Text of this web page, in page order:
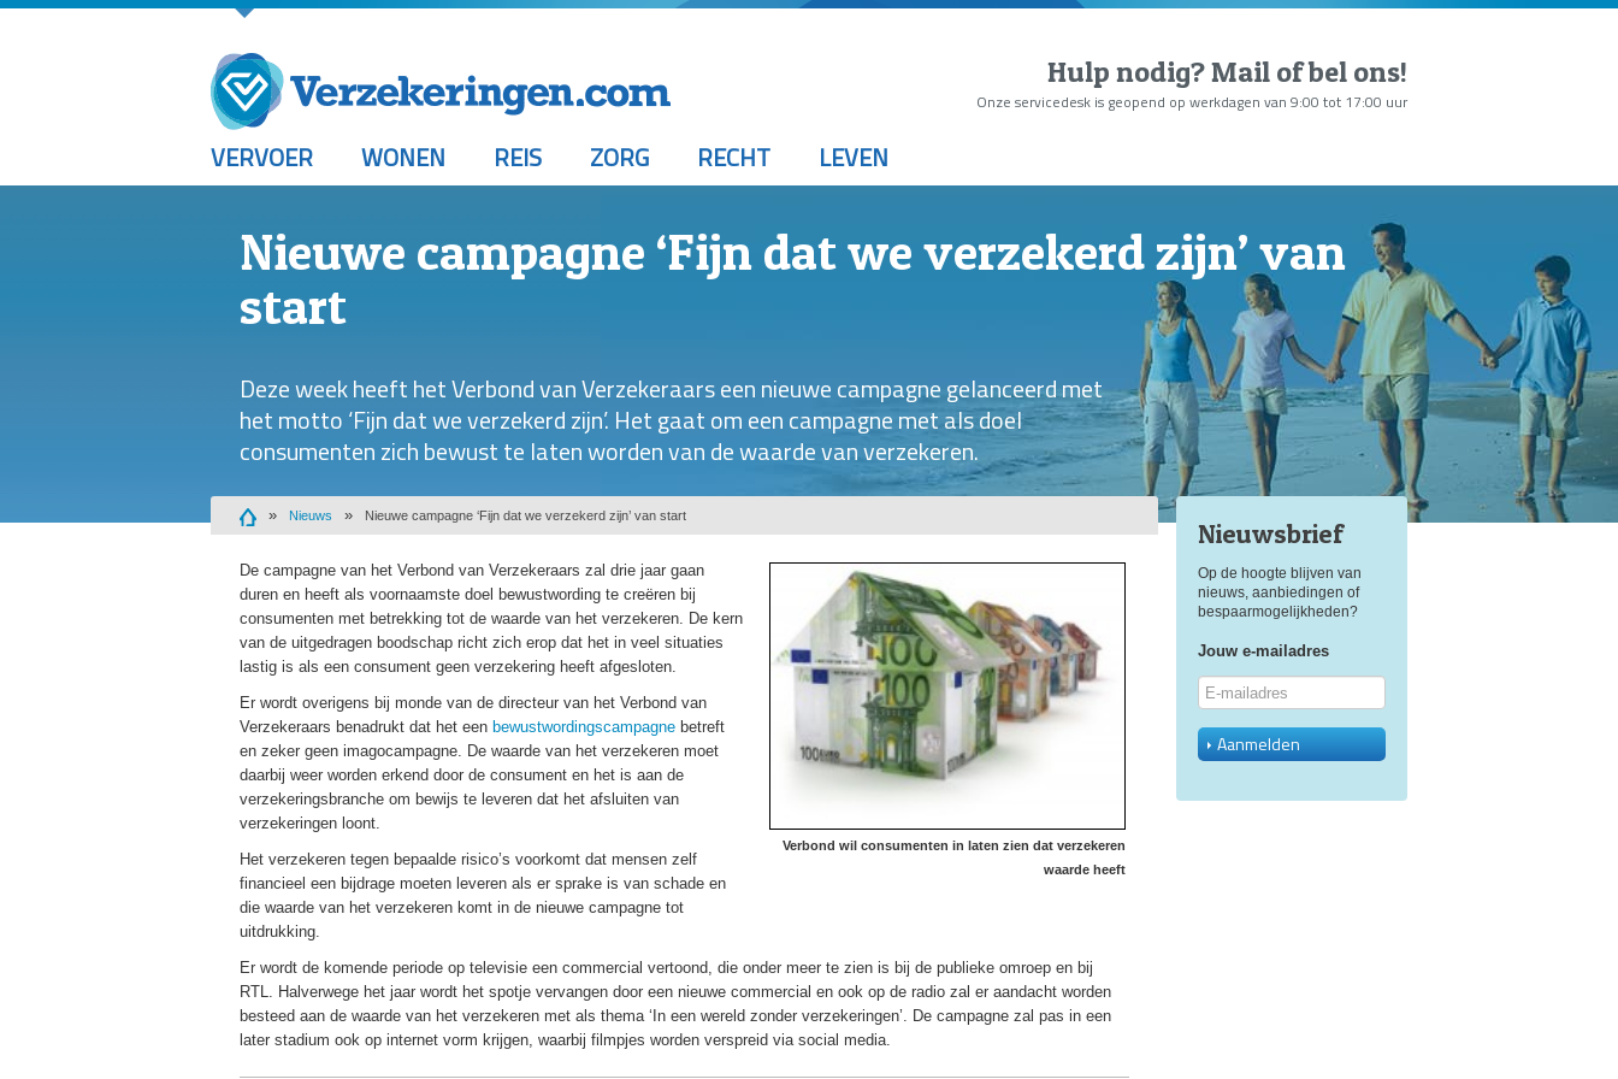
Hulp nodig?Mail of bel ons!
Onze servicedesk is geopend op werkdagen van 9:00 tot 17:00 uur
VERVOER WONEN REIS ZORG RECHT LEVEN
Nieuwe campagne ‘Fijn dat we verzekerd zijn’ van
start
Deze week heeft het Verbond van Verzekeraars een nieuwe campagne gelanceerd met
het motto ‘Fijn dat we verzekerd zijn’. Het gaat om een campagne met als doel
consumenten zich bewust te laten worden van de waarde van verzekeren.
Nieuws Nieuwe campagne ‘Fijn dat we verzekerd zijn’ van start
Verbond wil consumenten in laten zien dat verzekeren
waarde heeft
De campagne van het Verbond van Verzekeraars zal drie jaar gaan
duren en heeft als voornaamste doel bewustwording te creëren bij
consumenten met betrekking tot de waarde van het verzekeren. De kern
van de uitgedragen boodschap richt zich erop dat het in veel situaties
lastig is als een consument geen verzekering heeft afgesloten.
Er wordt overigens bij monde van de directeur van het Verbond van
Verzekeraars benadrukt dat het een bewustwordingscampagne betreft
en zeker geen imagocampagne. De waarde van het verzekeren moet
daarbij weer worden erkend door de consument en het is aan de
verzekeringsbranche om bewijs te leveren dat het afsluiten van
verzekeringen loont.
Het verzekeren tegen bepaalde risico’s voorkomt dat mensen zelf
financieel een bijdrage moeten leveren als er sprake is van schade en
die waarde van het verzekeren komt in de nieuwe campagne tot
uitdrukking.
Er wordt de komende periode op televisie een commercial vertoond, die onder meer te zien is bij de publieke omroep en bij
RTL. Halverwege het jaar wordt het spotje vervangen door een nieuwe commercial en ook op de radio zal er aandacht worden
besteed aan de waarde van het verzekeren met als thema ‘In een wereld zonder verzekeringen’. De campagne zal pas in een
later stadium ook op internet vorm krijgen, waarbij filmpjes worden verspreid via social media.
Nieuwsbrief
Op de hoogte blijven van
nieuws, aanbiedingen of
bespaarmogelijkheden?
Jouw e-mailadres
Aanmelden